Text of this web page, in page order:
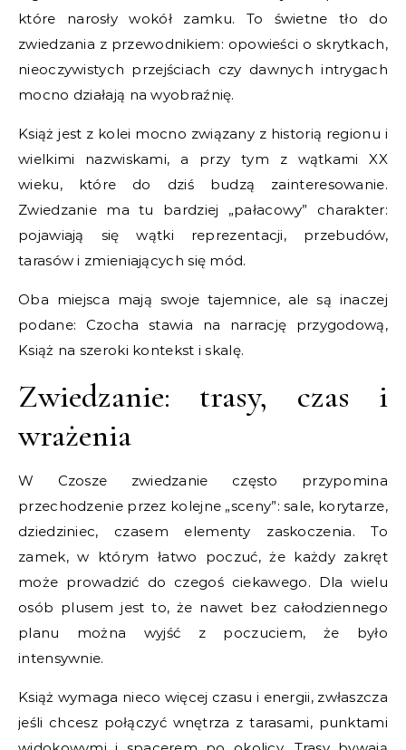
które narosły wokół zamku. To świetne tło do
zwiedzania z przewodnikiem: opowieści o skrytkach,
nieoczywistych przejściach czy dawnych intrygach
mocno działają na wyobraźnię.
Książ jest z kolei mocno związany z historią regionu i
wielkimi nazwiskami, a przy tym z wątkami XX
wieku, które do dziś budzą zainteresowanie.
Zwiedzanie ma tu bardziej „pałacowy” charakter:
pojawiają się wątki reprezentacji, przebudów,
tarasów i zmieniających się mód.
Oba miejsca mają swoje tajemnice, ale są inaczej
podane: Czocha stawia na narrację przygodową,
Książ na szeroki kontekst i skalę.
Zwiedzanie: trasy, czas i
wrażenia
W Czosze zwiedzanie często przypomina
przechodzenie przez kolejne „sceny”: sale, korytarze,
dziedziniec, czasem elementy zaskoczenia. To
zamek, w którym łatwo poczuć, że każdy zakręt
może prowadzić do czegoś ciekawego. Dla wielu
osób plusem jest to, że nawet bez całodziennego
planu można wyjść z poczuciem, że było
intensywnie.
Książ wymaga nieco więcej czasu i energii, zwłaszcza
jeśli chcesz połączyć wnętrza z tarasami, punktami